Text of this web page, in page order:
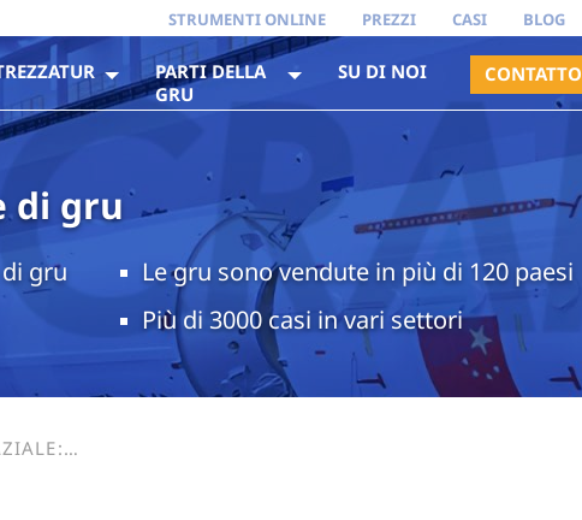
STRUMENTI ONLINE PREZZI CASI BLOG
PARTI DELLA
GRU
SU DI NOI CONTATTO
di gru
gru
Le gru sono vendute in più di 120 paesi
Più di 3000 casi in vari settori